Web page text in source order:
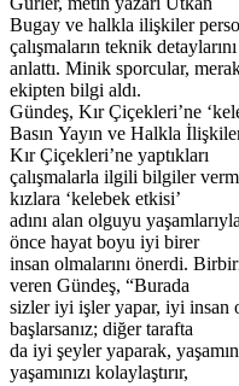
Bugay ve halkla ilişkiler
çalışmaların teknik detaylarını
anlattı. Minik sporcular,
ekipten bilgi aldı.
Gündeş, Kır Çiçekleri’ne
Basın Yayın ve Halkla
Kır Çiçekleri’ne yaptıkları
çalışmalarla ilgili bilgiler
kızlara ‘kelebek etkisi’
adını alan olguyu
önce hayat boyu iyi birer
insan olmalarını önerdi.
veren Gündeş, “Burada
sizler iyi işler yapar, iyi insan
başlarsanız; diğer tarafta
da iyi şeyler yaparak,
yaşamınızı kolaylaştırır,